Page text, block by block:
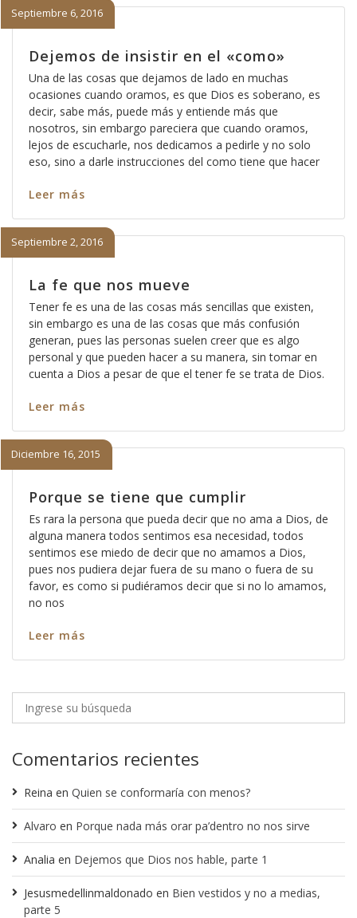
Dejemos de insistir en el «como»
Septiembre 6, 2016
Una de las cosas que dejamos de lado en muchas
ocasiones cuando oramos, es que Dios es soberano, es
decir, sabe más, puede más y entiende más que
nosotros, sin embargo pareciera que cuando oramos,
lejos de escucharle, nos dedicamos a pedirle y no solo
eso, sino a darle instrucciones del como tiene que hacer
Leer más
La fe que nos mueve
Septiembre 2, 2016
Tener fe es una de las cosas más sencillas que existen,
sin embargo es una de las cosas que más confusión
generan, pues las personas suelen creer que es algo
personal y que pueden hacer a su manera, sin tomar en
cuenta a Dios a pesar de que el tener fe se trata de Dios.
Leer más
Porque se tiene que cumplir
Diciembre 16, 2015
Es rara la persona que pueda decir que no ama a Dios, de
alguna manera todos sentimos esa necesidad, todos
sentimos ese miedo de decir que no amamos a Dios,
pues nos pudiera dejar fuera de su mano o fuera de su
favor, es como si pudiéramos decir que si no lo amamos,
no nos
Leer más
Comentarios recientes
Reina en Quien se conformaría con menos?
Alvaro en Porque nada más orar pa’dentro no nos sirve
Analia en Dejemos que Dios nos hable, parte 1
Jesusmedellinmaldonado en Bien vestidos y no a medias,
parte 5